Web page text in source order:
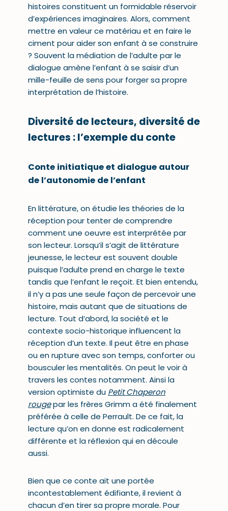
histoires constituent un formidable réservoir
d’expériences imaginaires. Alors, comment
mettre en valeur ce matériau et en faire le
ciment pour aider son enfant à se construire
? Souvent la médiation de l’adulte par le
dialogue amène l’enfant à se saisir d’un
mille-feuille de sens pour forger sa propre
interprétation de l’histoire.
Diversité de lecteurs, diversité de
lectures : l’exemple du conte
Conte initiatique et dialogue autour
de l’autonomie de l’enfant
En littérature, on étudie les théories de la
réception pour tenter de comprendre
comment une oeuvre est interprétée par
son lecteur. Lorsqu’il s’agit de littérature
jeunesse, le lecteur est souvent double
puisque l’adulte prend en charge le texte
tandis que l’enfant le reçoit. Et bien entendu,
il n’y a pas une seule façon de percevoir une
histoire, mais autant que de situations de
lecture. Tout d’abord, la société et le
contexte socio-historique influencent la
réception d’un texte. Il peut être en phase
ou en rupture avec son temps, conforter ou
bousculer les mentalités. On peut le voir à
travers les contes notamment. Ainsi la
version optimiste du Petit Chaperon
rougepar les frères Grimm a été finalement
préférée à celle de Perrault. De ce fait, la
lecture qu’on en donne est radicalement
différente et la réflexion qui en découle
aussi.
Bien que ce conte ait une portée
incontestablement édifiante, il revient à
chacun d’en tirer sa propre morale. Pour